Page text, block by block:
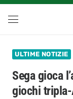
ULTIME NOTIZIE
Sega gioca
giochi